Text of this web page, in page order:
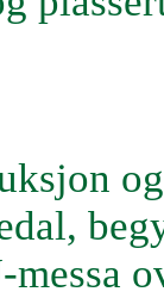
messa